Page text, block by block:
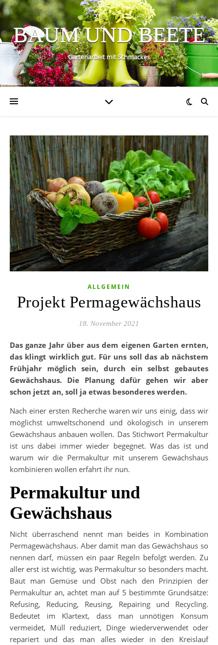
BAUM UND BEETE
Gartenarbeit mit Schmackes
ALLGEMEIN
Projekt Permagewächshaus
18. November 2021
Das ganze Jahr über aus dem eigenen Garten ernten,
das klingt wirklich gut. Für uns soll das ab nächstem
Frühjahr möglich sein, durch ein selbst gebautes
Gewächshaus. Die Planung dafür gehen wir aber
schon jetzt an, soll ja etwas besonderes werden.
Nach einer ersten Recherche waren wir uns einig, dass wir
möglichst umweltschonend und ökologisch in unserem
Gewächshaus anbauen wollen. Das Stichwort Permakultur
ist uns dabei immer wieder begegnet. Was das ist und
warum wir die Permakultur mit unserem Gewächshaus
kombinieren wollen erfahrt ihr nun.
Permakultur und
Gewächshaus
Nicht überraschend nennt man beides in Kombination
Permagewächshaus. Aber damit man das Gewächshaus so
nennen darf, müssen ein paar Regeln befolgt werden. Zu
aller erst ist wichtig, was Permakultur so besonders macht.
Baut man Gemüse und Obst nach den Prinzipien der
Permakultur an, achtet man auf 5 bestimmte Grundsätze:
Refusing, Reducing, Reusing, Repairing und Recycling.
Bedeutet im Klartext, dass man unnötigen Konsum
vermeidet, Müll reduziert, Dinge wiederverwendet oder
repariert und das man alles wieder in den Kreislauf